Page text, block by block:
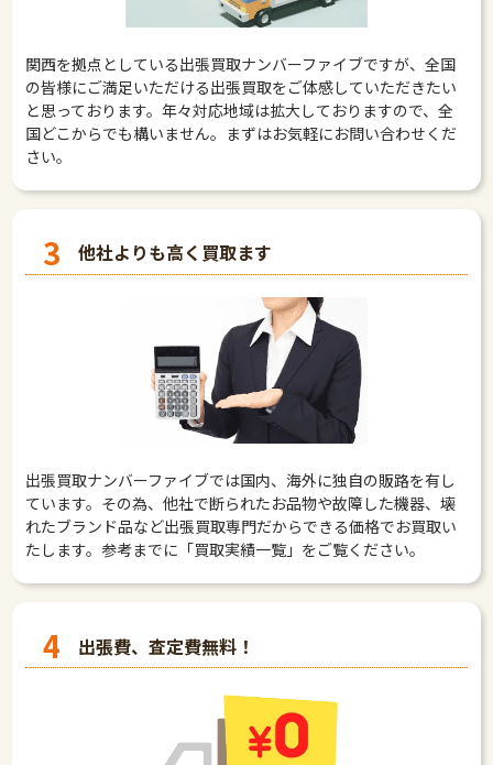
関西を拠点としている出張買取ナンバーファイブですが、全国
の皆様にご満足いただける出張買取をご体感していただきたい
と思っております。年々対応地域は拡大しておりますので、全
国どこからでも構いません。まずはお気軽にお問い合わせくだ
さい。
3 他社よりも高く買取ます
出張買取ナンバーファイブでは国内、海外に独自の販路を有し
ています。その為、他社で断られたお品物や故障した機器、壊
れたブランド品など出張買取専門だからできる価格でお買取い
たします。参考までに「買取実績一覧」をご覧ください。
4 出張費、査定費無料！